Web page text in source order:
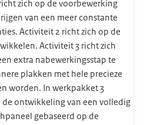
zich op de voorbewerking
van een meer constante
Activiteit 2 richt zich op de
Activiteit 3 richt zich
extra nabewerkingsstap te
plakken met hele precieze
worden. In werkpakket 3
de ontwikkeling van een volledig
gebaseerd op de